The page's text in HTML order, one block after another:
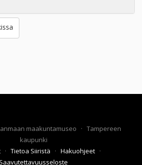
maakuntamuseo · Tampereen
kaupunki
· Tietoa Siiristä · Hakuohjeet ·
Saavutettavuusseloste